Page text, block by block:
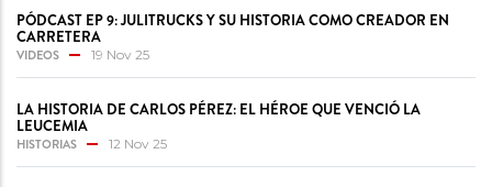
PÓDCAST EP 9: JULITRUCKS Y SU HISTORIA COMO CREADOR EN
CARRETERA
VIDEOS 19 Nov 25
LA HISTORIA DE CARLOS PÉREZ: EL HÉROE QUE VENCIÓ LA
LEUCEMIA
HISTORIAS 12 Nov 25